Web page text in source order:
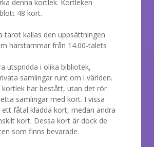
denna kortlek. Kortleken
48 kort.
tarot kallas den uppsättningen
härstammar från 14.00-talets
utspridda i olika bibliotek,
samlingar runt om i världen.
har bestått, utan det rör
samlingar med kort. I vissa
ett fåtal klädda kort, medan andra
kort. Dessa kort är dock de
som finns bevarade.